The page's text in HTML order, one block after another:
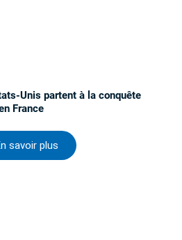
Unis partent à la conquête
France
savoir plus